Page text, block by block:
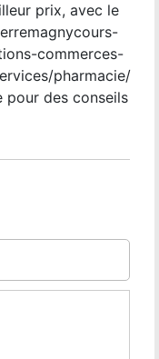
prix, avec le
commerces-
pharmacie/
des conseils